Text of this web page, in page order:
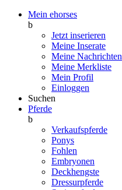
Mein ehorses
b
Jetzt inserieren
Meine Inserate
Meine Nachrichten
Meine Merkliste
Mein Profil
Einloggen
Suchen
Pferde
b
Verkaufspferde
Ponys
Fohlen
Embryonen
Deckhengste
Dressurpferde